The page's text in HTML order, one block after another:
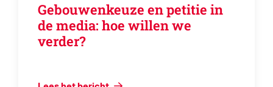
Gebouwenkeuze en petitie in
de media: hoe willen we
verder?